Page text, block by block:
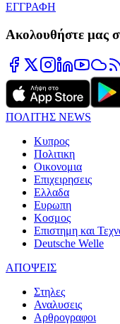
ΕΓΓΡΑΦΗ
Ακολουθήστε μας
ΠΟΛΙΤΗΣ NEWS
Κυπρος
Πολιτικη
Οικονομια
Επιχειρησεις
Ελλαδα
Ευρωπη
Κοσμος
Επιστημη και
Deutsche Welle
ΑΠΟΨΕΙΣ
Στηλες
Αναλυσεις
Αρθρογραφοι